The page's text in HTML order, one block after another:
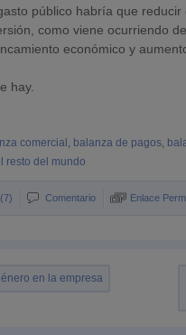
público habría que
como viene ocurriendo
económico y
hay.
comercial , balanza de pagos,
resto del mundo
Comentario Enlace
en la empresa